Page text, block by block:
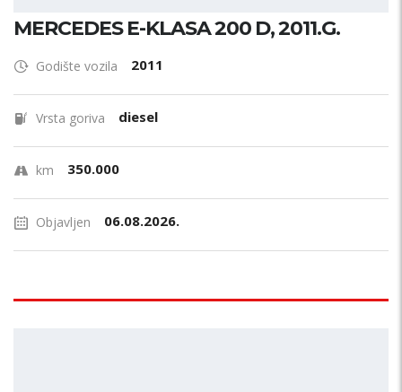
MERCEDES E-KLASA 200 D, 2011.G.
Godište vozila 2011
Vrsta goriva diesel
km 350.000
Objavljen 06.08.2026.